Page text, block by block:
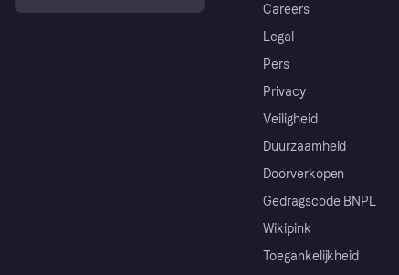
Careers
Legal
Pers
Privacy
Veiligheid
Duurzaamheid
Doorverkopen
Gedragscode BNPL
Wikipink
Toegankelijkheid